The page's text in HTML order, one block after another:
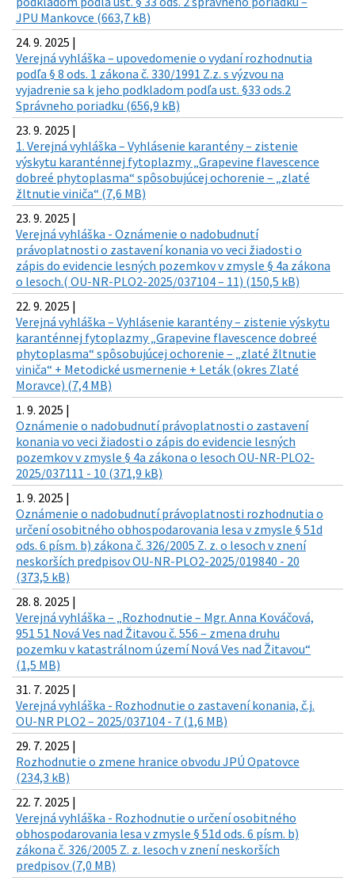
JPU Mankovce (663,7 kB)
24. 9. 2025 |
Verejná vyhláška – upovedomenie o vydaní rozhodnutia
podľa § 8 ods. 1 zákona č. 330/1991 Z.z. s výzvou na
vyjadrenie sa k jeho podkladom podľa ust. §33 ods.2
Správneho poriadku (656,9 kB)
23. 9. 2025 |
1. Verejná vyhláška – Vyhlásenie karantény – zistenie
výskytu karanténnej fytoplazmy „Grapevine flavescence
dobreé phytoplasma“ spôsobujúcej ochorenie – „zlaté
žltnutie viniča“ (7,6 MB)
23. 9. 2025 |
Verejná vyhláška - Oznámenie o nadobudnutí
právoplatnosti o zastavení konania vo veci žiadosti o
zápis do evidencie lesných pozemkov v zmysle § 4a zákona
o lesoch.( OU-NR-PLO2-2025/037104 – 11) (150,5 kB)
22. 9. 2025 |
Verejná vyhláška – Vyhlásenie karantény – zistenie výskytu
karanténnej fytoplazmy „Grapevine flavescence dobreé
phytoplasma“ spôsobujúcej ochorenie – „zlaté žltnutie
viniča“ + Metodické usmernenie + Leták (okres Zlaté
Moravce) (7,4 MB)
1. 9. 2025 |
Oznámenie o nadobudnutí právoplatnosti o zastavení
konania vo veci žiadosti o zápis do evidencie lesných
pozemkov v zmysle § 4a zákona o lesoch OU-NR-PLO2-
2025/037111 - 10 (371,9 kB)
1. 9. 2025 |
Oznámenie o nadobudnutí právoplatnosti rozhodnutia o
určení osobitného obhospodarovania lesa v zmysle § 51d
ods. 6 písm. b) zákona č. 326/2005 Z. z. o lesoch v znení
neskorších predpisov OU-NR-PLO2-2025/019840 - 20
(373,5 kB)
28. 8. 2025 |
Verejná vyhláška – „Rozhodnutie – Mgr. Anna Kováčová,
951 51 Nová Ves nad Žitavou č. 556 – zmena druhu
pozemku v katastrálnom území Nová Ves nad Žitavou“
(1,5 MB)
31. 7. 2025 |
Verejná vyhláška - Rozhodnutie o zastavení konania, č.j.
OU-NR PLO2 – 2025/037104 - 7 (1,6 MB)
29. 7. 2025 |
Rozhodnutie o zmene hranice obvodu JPÚ Opatovce
(234,3 kB)
22. 7. 2025 |
Verejná vyhláška - Rozhodnutie o určení osobitného
obhospodarovania lesa v zmysle § 51d ods. 6 písm. b)
zákona č. 326/2005 Z. z. lesoch v znení neskorších
predpisov (7,0 MB)